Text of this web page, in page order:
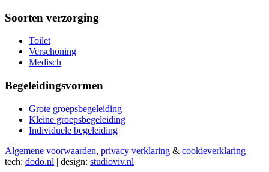
Soorten verzorging
Toilet
Verschoning
Medisch
Begeleidingsvormen
Grote groepsbegeleiding
Kleine groepsbegeleiding
Individuele begeleiding
Algemene voorwaarden, privacy verklaring & cookieverklaring
tech: dodo.nl | design: studioviv.nl